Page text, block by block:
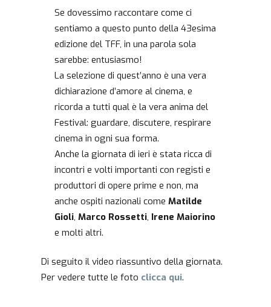
Se dovessimo raccontare come ci
sentiamo a questo punto della 43esima
edizione del TFF, in una parola sola
sarebbe: entusiasmo!
La selezione di quest’anno è una vera
dichiarazione d’amore al cinema, e
ricorda a tutti qual è la vera anima del
Festival: guardare, discutere, respirare
cinema in ogni sua forma.
Anche la giornata di ieri è stata ricca di
incontri e volti importanti con registi e
produttori di opere prime e non, ma
anche ospiti nazionali come Matilde
Gioli, Marco Rossetti, Irene Maiorino
e molti altri.
Di seguito il video riassuntivo della giornata.
Per vedere tutte le foto clicca qui.